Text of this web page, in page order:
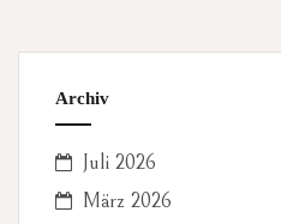
Archiv
Juli 2026
März 2026